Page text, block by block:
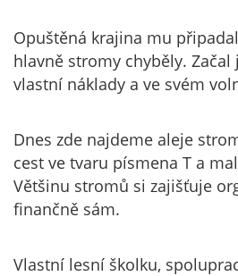
Opuštěná krajina mu
hlavně stromy chyběly. Začal
vlastní náklady a ve svém
Dnes zde najdeme aleje
cest ve tvaru písmena T a
Většinu stromů si zajišťuje
finančně sám.
Vlastní lesní školku,